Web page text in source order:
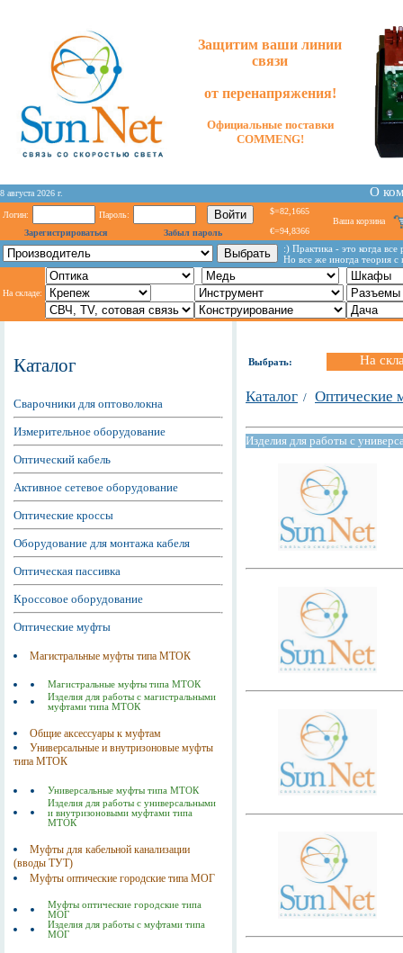
Защитим ваши линии
связи
от перенапряжения!
Официальные поставки
COMMENG!
8 августа 2026 г. О
Логин:
Пароль:
Зарегистрироваться
Забыл пароль
$=82,1665
€=94,8366
Ваша корзина
:) Практика - это когда
Но все же иногда теория с
На складе:
Каталог
Сварочники для оптоволокна
Измерительное оборудование
Оптический кабель
Активное сетевое оборудование
Оптические кроссы
Оборудование для монтажа кабеля
Оптическая пассивка
Кроссовое оборудование
Оптические муфты
Магистральные муфты типа МТОК
Магистральные муфты типа МТОК
Изделия для работы с магистральными
муфтами типа МТОК
Общие аксессуары к муфтам
Универсальные и внутризоновые муфты
типа МТОК
Универсальные муфты типа МТОК
Изделия для работы с универсальными
и внутризоновыми муфтами типа
МТОК
Муфты для кабельной канализации
(вводы ТУТ)
Муфты оптические городские типа МОГ
Муфты оптические городские типа
МОГ
Изделия для работы с муфтами типа
МОГ
Выбрать: На
Каталог / Оптические
Изделия для работы с